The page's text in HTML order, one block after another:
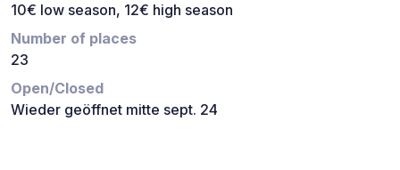
10€ low season, 12€ high season
Number of places
23
Open/Closed
Wieder geöffnet mitte sept. 24